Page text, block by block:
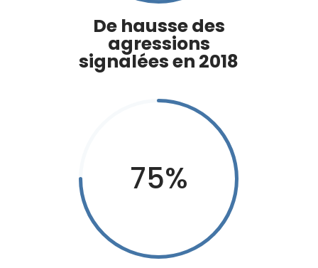
De hausse des
agressions
signalées en 2018
75%